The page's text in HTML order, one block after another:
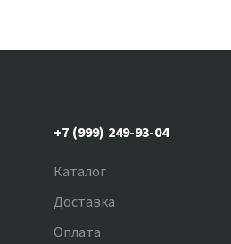
+7 (999) 249-93-04
Каталог
Доставка
Оплата